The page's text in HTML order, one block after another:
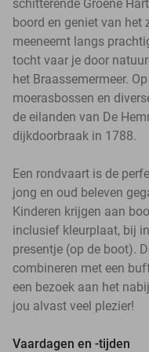
schitterende Groene
boord en geniet van het
meeneemt langs
tocht vaar je door
het Braassemermeer.
moerasbossen en
de eilanden van De
dijkdoorbraak in 1788.
Een rondvaart is de
jong en oud beleven
Kinderen krijgen aan
inclusief kleurplaat, bij
presentje (op de boot).
combineren met een
een bezoek aan het
jou alvast veel plezier!
Vaardagen en -tijden